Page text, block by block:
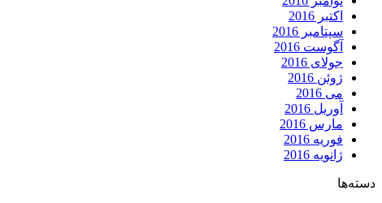
اکتبر 2016
سپتامبر 2016
آگوست 2016
جولای 2016
ژوئن 2016
می 2016
آوریل 2016
مارس 2016
فوریه 2016
ژانویه 2016
دسته‌ها